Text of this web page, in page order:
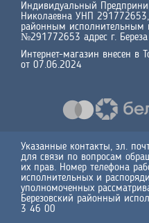
Индивидуальный
Николаевна УНП 291772653,
районным исполнительным
№291772653 адрес г.
Интернет-магазин внесен в
от 07.06.2024
Указанные контакты, эл.
для связи по вопросам
их прав. Номер телефона
исполнительных и
уполномоченных
Березовский районный
3 46 00